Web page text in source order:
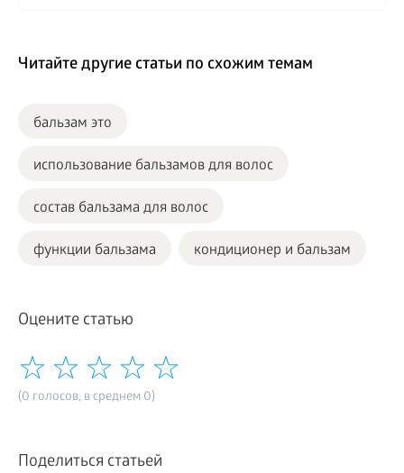
Читайте другие статьи по схожим темам
бальзам это
использование бальзамов для волос
состав бальзама для волос
функции бальзама кондиционер и бальзам
Оцените статью
(0 голосов, в среднем 0)
Поделиться статьей